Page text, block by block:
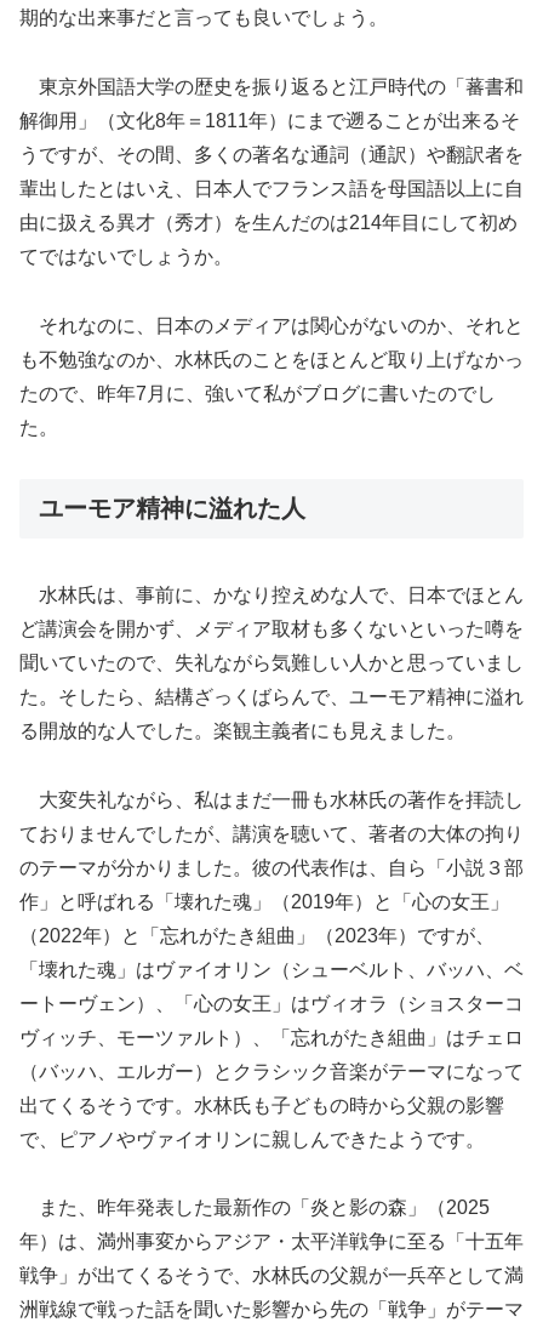
期的な出来事だと言っても良いでしょう。
東京外国語大学の歴史を振り返ると江戸時代の「蕃書和
解御用」（文化8年＝1811年）にまで遡ることが出来るそ
うですが、その間、多くの著名な通詞（通訳）や翻訳者を
輩出したとはいえ、日本人でフランス語を母国語以上に自
由に扱える異才（秀才）を生んだのは214年目にして初め
てではないでしょうか。
それなのに、日本のメディアは関心がないのか、それと
も不勉強なのか、水林氏のことをほとんど取り上げなかっ
たので、昨年7月に、強いて私がブログに書いたのでし
た。
ユーモア精神に溢れた人
水林氏は、事前に、かなり控えめな人で、日本でほとん
ど講演会を開かず、メディア取材も多くないといった噂を
聞いていたので、失礼ながら気難しい人かと思っていまし
た。そしたら、結構ざっくばらんで、ユーモア精神に溢れ
る開放的な人でした。楽観主義者にも見えました。
大変失礼ながら、私はまだ一冊も水林氏の著作を拝読し
ておりませんでしたが、講演を聴いて、著者の大体の拘り
のテーマが分かりました。彼の代表作は、自ら「小説３部
作」と呼ばれる「壊れた魂」（2019年）と「心の女王」
（2022年）と「忘れがたき組曲」（2023年）ですが、
「壊れた魂」はヴァイオリン（シューベルト、バッハ、ベ
ートーヴェン）、「心の女王」はヴィオラ（ショスターコ
ヴィッチ、モーツァルト）、「忘れがたき組曲」はチェロ
（バッハ、エルガー）とクラシック音楽がテーマになって
出てくるそうです。水林氏も子どもの時から父親の影響
で、ピアノやヴァイオリンに親しんできたようです。
また、昨年発表した最新作の「炎と影の森」（2025
年）は、満州事変からアジア・太平洋戦争に至る「十五年
戦争」が出てくるそうで、水林氏の父親が一兵卒として満
洲戦線で戦った話を聞いた影響から先の「戦争」がテーマ